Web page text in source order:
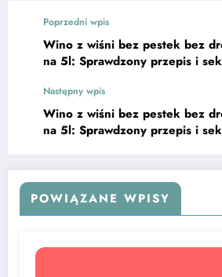
Poprzedni wpis
Wino z wiśni bez pestek bez
na 5l: Sprawdzony przepis i
Następny wpis
Wino z wiśni bez pestek bez
na 5l: Sprawdzony przepis i
POWIĄZANE WPISY